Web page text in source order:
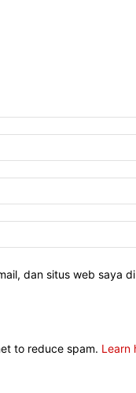
dan situs web saya
to reduce spam. Learn